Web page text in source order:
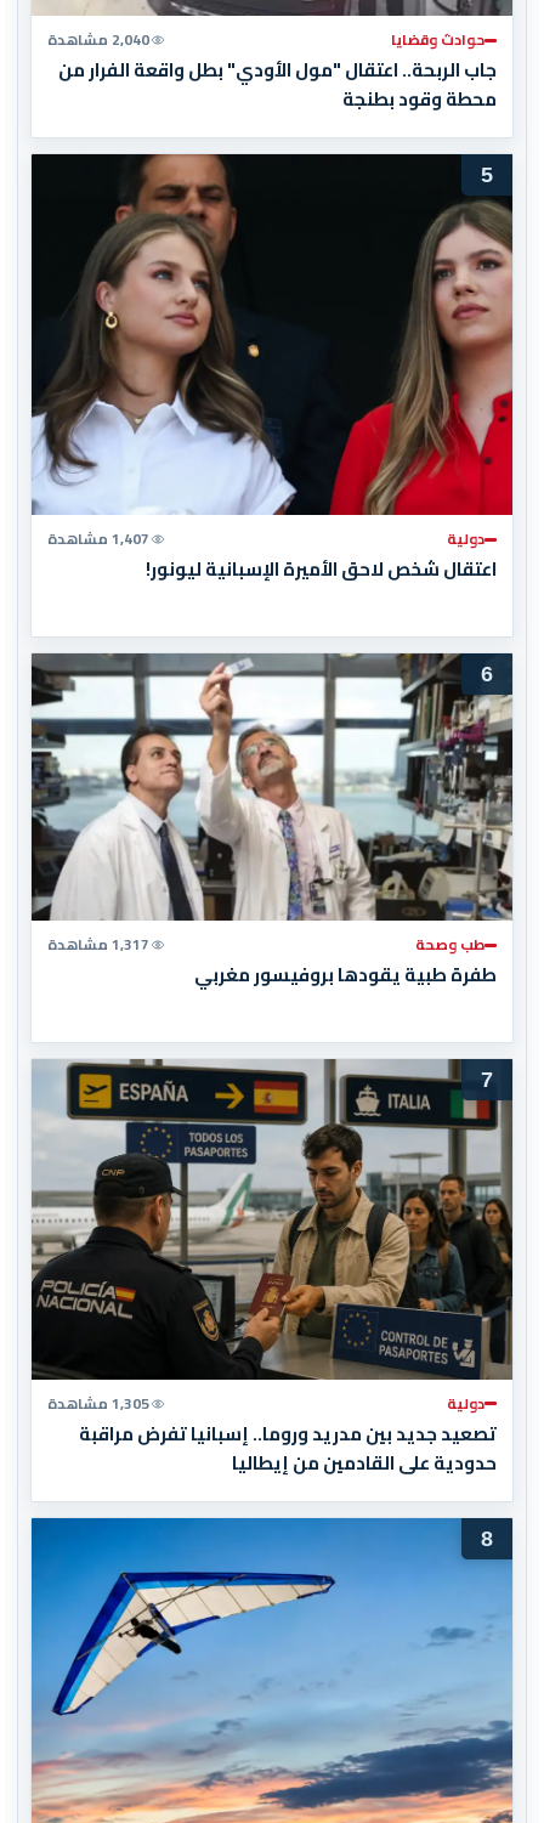
حوادث وقضايا 2,040 مشاهدة
جاب الربحة.. اعتقال "مول الأودي" بطل واقعة الفرار من
محطة وقود بطنجة
5
دولية 1,407 مشاهدة
اعتقال شخص لاحق الأميرة الإسبانية ليونور!
6
طب وصحة 1,317 مشاهدة
طفرة طبية يقودها بروفيسور مغربي
7
دولية 1,305 مشاهدة
تصعيد جديد بين مدريد وروما.. إسبانيا تفرض مراقبة
حدودية على القادمين من إيطاليا
8